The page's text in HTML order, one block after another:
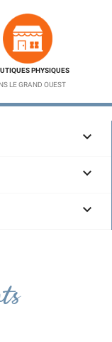
PHYSIQUES
LE GRAND OUEST


